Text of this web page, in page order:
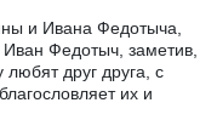
и Ивана Федотыча,
Федотыч, заметив,
друг друга, с
их и